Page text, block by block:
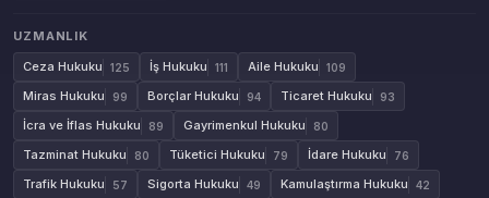
UZMANLIK
Ceza Hukuku
125 İş Hukuku 111 Aile Hukuku 109
Miras Hukuku 99 Borçlar Hukuku 94 Ticaret Hukuku 93
İcra ve İflas Hukuku 89 Gayrimenkul Hukuku 80
Tazminat Hukuku 80 Tüketici Hukuku 79 İdare Hukuku 76
Trafik Hukuku 57 Sigorta Hukuku 49 Kamulaştırma Hukuku 42